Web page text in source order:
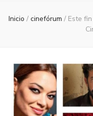
Inicio / cinefórum / Este